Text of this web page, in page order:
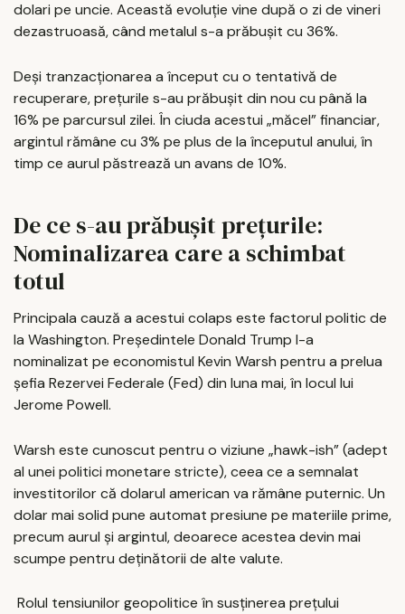
dolari pe uncie. Această evoluție vine după o zi de vineri
dezastruoasă, când metalul s-a prăbușit cu 36%.
Deși tranzacționarea a început cu o tentativă de
recuperare, prețurile s-au prăbușit din nou cu până la
16% pe parcursul zilei. În ciuda acestui „măcel” financiar,
argintul rămâne cu 3% pe plus de la începutul anului, în
timp ce aurul păstrează un avans de 10%.
De ce s-au prăbușit prețurile:
Nominalizarea care a schimbat
totul
Principala cauză a acestui colaps este factorul politic de
la Washington. Președintele Donald Trump l-a
nominalizat pe economistul Kevin Warsh pentru a prelua
șefia Rezervei Federale (Fed) din luna mai, în locul lui
Jerome Powell.
Warsh este cunoscut pentru o viziune „hawk-ish” (adept
al unei politici monetare stricte), ceea ce a semnalat
investitorilor că dolarul american va rămâne puternic. Un
dolar mai solid pune automat presiune pe materiile prime,
precum aurul și argintul, deoarece acestea devin mai
scumpe pentru deținătorii de alte valute.
Rolul tensiunilor geopolitice în susținerea prețului